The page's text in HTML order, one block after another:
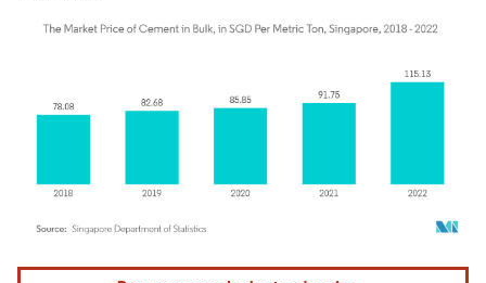
Imagen © Mordor Intelligence. El uso requiere atribución según CC BY 4.0.